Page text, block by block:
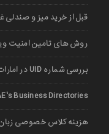
قبل از خرید میز و
روش های تامین امنیت
بررسی شماره UID در امارات (UAE Unified Number)
Business Directories